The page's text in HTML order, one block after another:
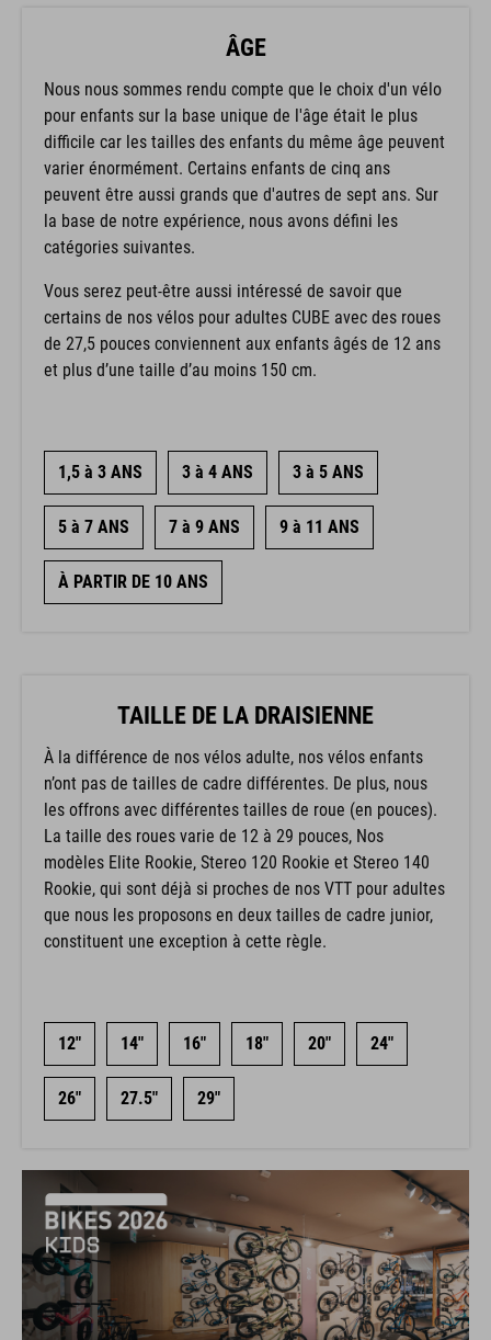
ÂGE
Nous nous sommes rendu compte que le choix d'un vélo
pour enfants sur la base unique de l'âge était le plus
difficile car les tailles des enfants du même âge peuvent
varier énormément. Certains enfants de cinq ans
peuvent être aussi grands que d'autres de sept ans. Sur
la base de notre expérience, nous avons défini les
catégories suivantes.
Vous serez peut-être aussi intéressé de savoir que
certains de nos vélos pour adultes CUBE avec des roues
de 27,5 pouces conviennent aux enfants âgés de 12 ans
et plus d’une taille d’au moins 150 cm.
1,5 à 3 ANS 3 à 4 ANS 3 à 5 ANS
5 à 7 ANS 7 à 9 ANS 9 à 11 ANS
À PARTIR DE 10 ANS
TAILLE DE LA DRAISIENNE
À la différence de nos vélos adulte, nos vélos enfants
n’ont pas de tailles de cadre différentes. De plus, nous
les offrons avec différentes tailles de roue (en pouces).
La taille des roues varie de 12 à 29 pouces, Nos
modèles Elite Rookie, Stereo 120 Rookie et Stereo 140
Rookie, qui sont déjà si proches de nos VTT pour adultes
que nous les proposons en deux tailles de cadre junior,
constituent une exception à cette règle.
12" 14" 16" 18" 20" 24"
26" 27.5" 29"